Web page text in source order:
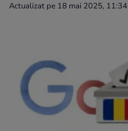
Actualizat pe 18 mai 2025, 11:34